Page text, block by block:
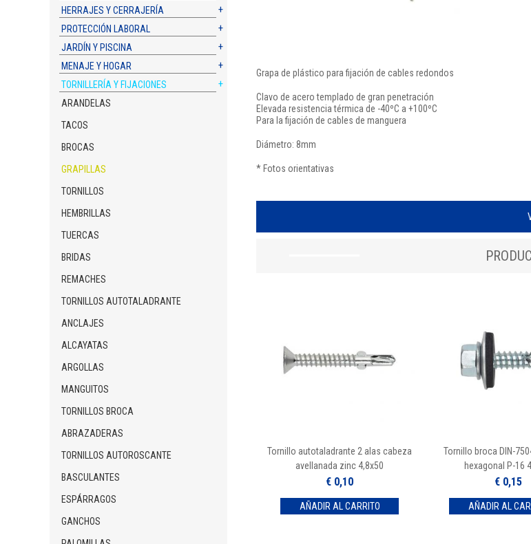
HERRAJES Y CERRAJERÍA
PROTECCIÓN LABORAL
JARDÍN Y PISCINA
MENAJE Y HOGAR
TORNILLERÍA Y FIJACIONES
ARANDELAS
TACOS
BROCAS
GRAPILLAS
TORNILLOS
HEMBRILLAS
TUERCAS
BRIDAS
REMACHES
TORNILLOS AUTOTALADRANTE
ANCLAJES
ALCAYATAS
ARGOLLAS
MANGUITOS
TORNILLOS BROCA
ABRAZADERAS
TORNILLOS AUTOROSCANTE
BASCULANTES
ESPÁRRAGOS
GANCHOS
Grapa de plástico para fijación de cables redondos
Clavo de acero templado de gran penetración
Elevada resistencia térmica de -40ºC a +100ºC
Para la fijación de cables de manguera
Diámetro: 8mm
* Fotos orientativas
Tornillo autotaladrante 2 alas cabeza
avellanada zinc 4,8x50
€ 0,10
Tornillo broca DIN-
hexagonal P-16
€ 0,15